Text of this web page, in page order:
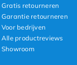
Gratis retourneren
Garantie retourneren
Voor bedrijven
Alle productreviews
Showroom